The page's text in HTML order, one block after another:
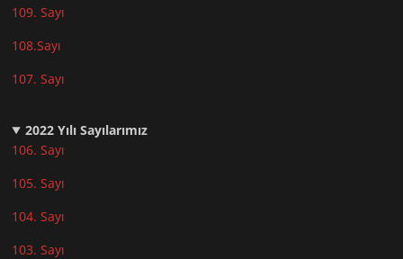
109. Sayı
108.Sayı
107. Sayı
2022 Yılı Sayılarımız
106. Sayı
105. Sayı
104. Sayı
103. Sayı